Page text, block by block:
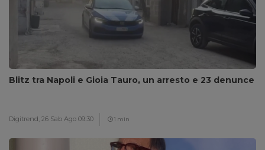
Blitz tra Napoli e Gioia Tauro, un arresto e 23 denunce
Digitrend, 26 Sab Ago 09:30 1 min